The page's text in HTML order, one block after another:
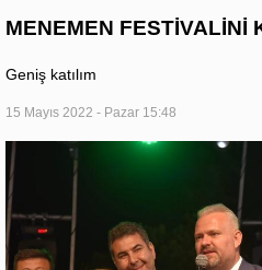
MENEMEN FESTİVALİNİ
Geniş katılım
15 Mayıs 2022 - Pazar 15:48